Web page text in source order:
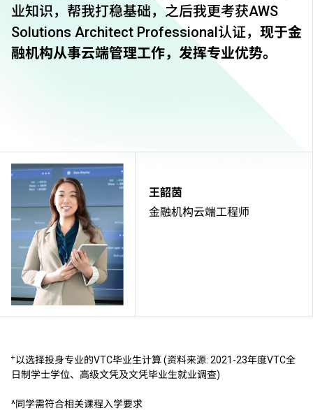
王韶茵
金融机构云端工程师
业知识，帮我打稳基础，之后我更考获AWS
Solutions Architect Professional认证， 现于金
融机构从事云端管理工作，发挥专业优势。
+以选择投身专业的VTC毕业生计算 (资料来源: 2021-23年度VTC全
日制学士学位、高级文凭及文凭毕业生就业调查)
^同学需符合相关课程入学要求